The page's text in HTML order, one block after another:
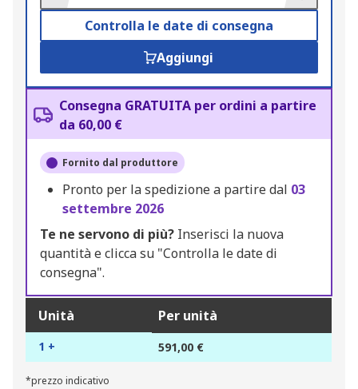
Controlla le date di consegna
Aggiungi
Consegna GRATUITA per ordini a partire
da 60,00 €
Fornito dal produttore
Pronto per la spedizione a partire dal 03
settembre 2026
Te ne servono di più? Inserisci la nuova
quantità e clicca su "Controlla le date di
consegna".
Unità Per unità
1 + 591,00 €
*prezzo indicativo